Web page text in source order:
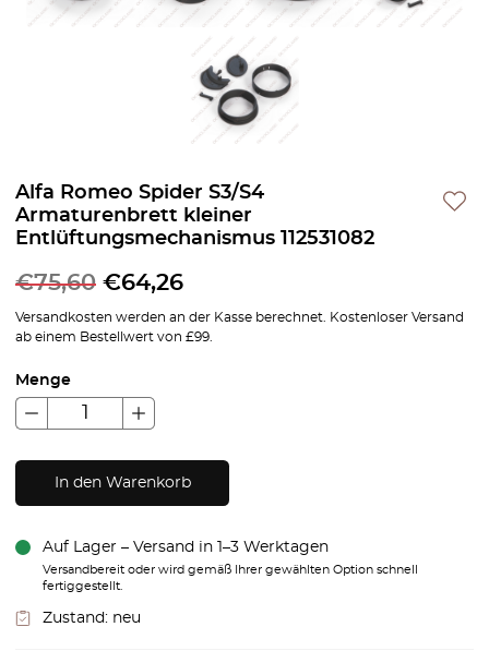
Alfa Romeo Spider S3/S4
Armaturenbrett kleiner
Entlüftungsmechanismus 112531082
€75,60 €64,26
Versandkosten werden an der Kasse berechnet. Kostenloser Versand
ab einem Bestellwert von £99.
Menge
In den Warenkorb
Auf Lager – Versand in 1–3 Werktagen
Versandbereit oder wird gemäß Ihrer gewählten Option schnell
fertiggestellt.
Zustand: neu